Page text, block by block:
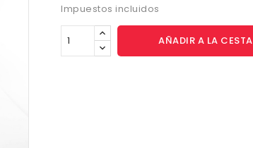
Impuestos incluidos
AÑADIR A LA CESTA